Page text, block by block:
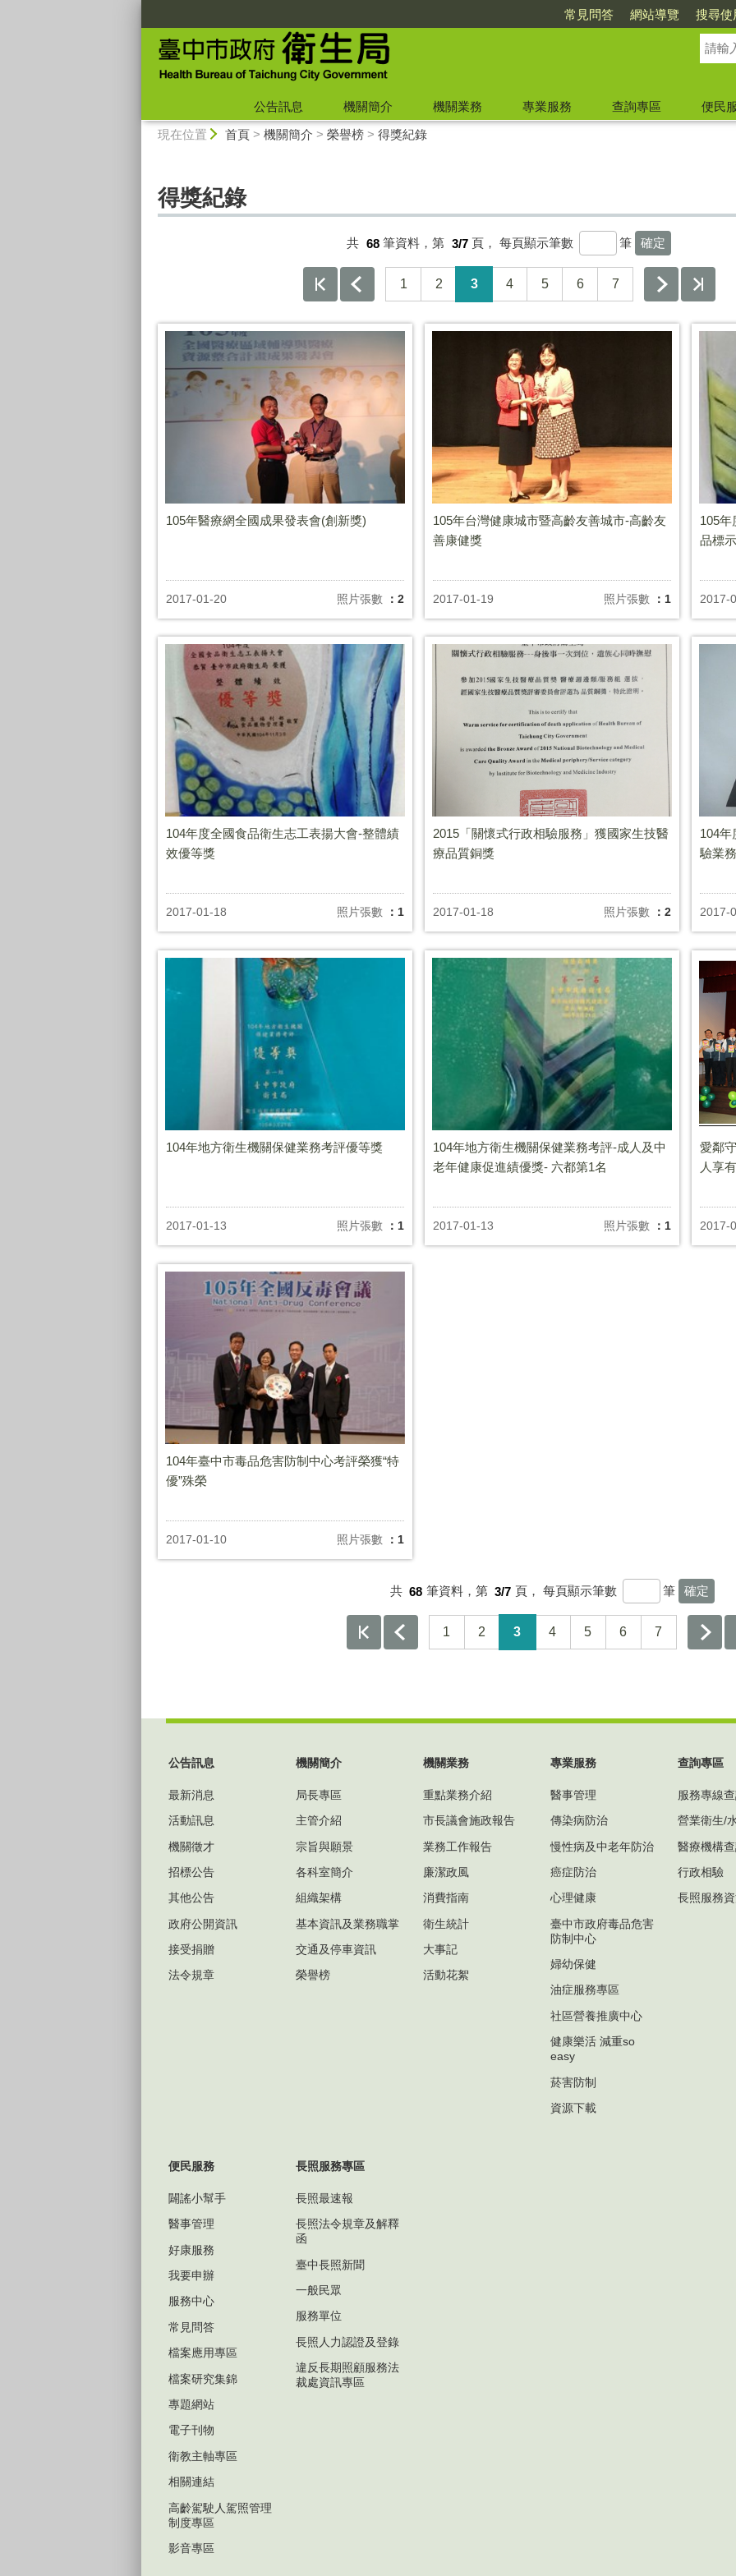
常見問答 網站導覽 搜尋使
公告訊息 機關簡介 機關業務 專業服務 查詢專區
便民
現在位置 首頁> 機關簡介 > 榮譽榜> 得獎紀錄
得獎紀錄
共 68 筆資料，第 3/7 頁， 每頁顯示筆數 筆
1 2 3 4 5 6 7
105年醫療網全國成果發表會(創新獎)
2017-01-20 照片張數 ：2
105年台灣健康城市暨高齡友善城市-高齡友
善康健獎
2017-01-19 照片張數 ：1
105
品標
2017-
104年度全國食品衛生志工表揚大會-整體績
效優等獎
2017-01-18 照片張數 ：1
2015「關懷式行政相驗服務」獲國家生技醫
療品質銅獎
2017-01-18 照片張數 ：2
104
驗業
2017-
104年地方衛生機關保健業務考評優等獎
2017-01-13 照片張數 ：1
104年地方衛生機關保健業務考評-成人及中
老年健康促進績優獎- 六都第1名
2017-01-13 照片張數 ：1
愛鄰
人享
2017-
104年臺中市毒品危害防制中心考評榮獲“特
優”殊榮
2017-01-10 照片張數 ：1
共 68 筆資料，第 3/7 頁， 每頁顯示筆數 筆
1 2 3 4 5 6 7
公告訊息
最新消息
活動訊息
機關徵才
招標公告
其他公告
政府公開資訊
接受捐贈
法令規章
機關簡介
局長專區
主管介紹
宗旨與願景
各科室簡介
組織架構
基本資訊及業務職掌
交通及停車資訊
榮譽榜
機關業務
重點業務介紹
市長議會施政報告
業務工作報告
廉潔政風
消費指南
衛生統計
大事記
活動花絮
專業服務
醫事管理
傳染病防治
慢性病及中老年防治
癌症防治
心理健康
臺中市政府毒品危害
防制中心
婦幼保健
油症服務專區
社區營養推廣中心
健康樂活 減重so
easy
菸害防制
資源下載
查詢專區
服務專線
營業衛生/
醫療機構
行政相驗
長照服務
便民服務
闢謠小幫手
醫事管理
好康服務
我要申辦
服務中心
常見問答
檔案應用專區
檔案研究集錦
專題網站
電子刊物
衛教主軸專區
相關連結
高齡駕駛人駕照管理
制度專區
影音專區
長照服務專區
長照最速報
長照法令規章及解釋
函
臺中長照新聞
一般民眾
服務單位
長照人力認證及登錄
違反長期照顧服務法
裁處資訊專區